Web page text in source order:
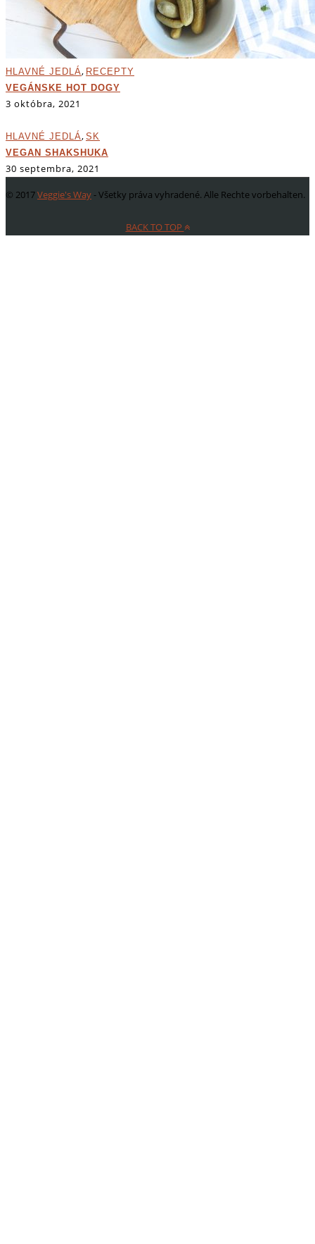
HLAVNÉ JEDLÁ, RECEPTY
VEGÁNSKE HOT DOGY
3 októbra, 2021
HLAVNÉ JEDLÁ, SK
VEGAN SHAKSHUKA
30 septembra, 2021
© 2017Veggie's Way - Všetky práva vyhradené. Alle Rechte vorbehalten.
BACK TO TOP